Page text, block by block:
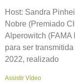
Host: Sandra
Nobre (Premiado
Alperowitch (FAMA
para ser
2022, realizado
Assistir Vídeo